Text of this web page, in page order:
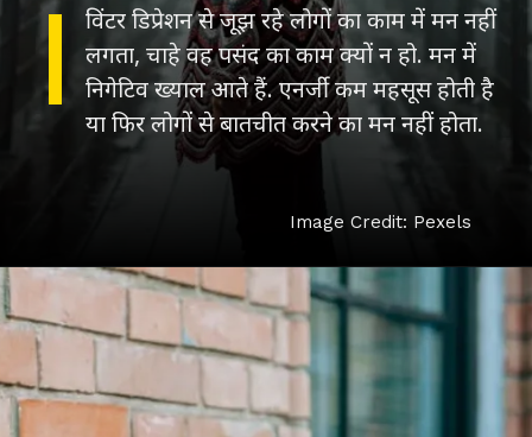
विंटर डिप्रेशन से जूझ रहे लोगों का काम में मन नहीं
लगता, चाहे वह पसंद का काम क्यों न हो. मन में
निगेटिव ख्याल आते हैं. एनर्जी कम महसूस होती है
या फिर लोगों से बातचीत करने का मन नहीं होता.
Image Credit: Pexels